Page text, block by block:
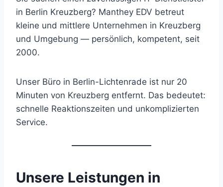
in Berlin Kreuzberg? Manthey EDV betreut
kleine und mittlere Unternehmen in Kreuzberg
und Umgebung — persönlich, kompetent, seit
2000.
Unser Büro in Berlin-Lichtenrade ist nur 20
Minuten von Kreuzberg entfernt. Das bedeutet:
schnelle Reaktionszeiten und unkomplizierten
Service.
Unsere Leistungen in